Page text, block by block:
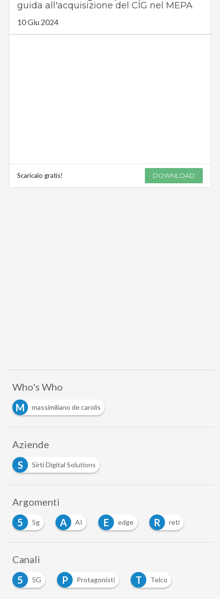
guida all'acquisizione del CIG nel MEPA
10 Giu 2024
Scaricalo gratis! DOWNLOAD
Who's Who
M
massimiliano de carolis
Aziende
S
Sirti Digital Solutions
Argomenti
5
5g A AI E edge R reti
Canali
5
5G P Protagonisti T Telco